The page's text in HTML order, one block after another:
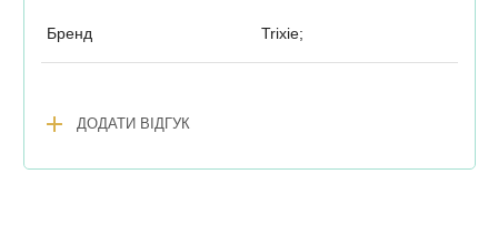
Бренд Trixie;
add ДОДАТИ ВІДГУК